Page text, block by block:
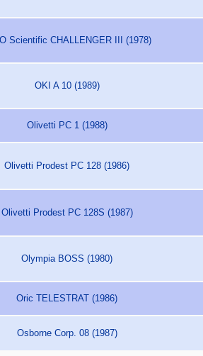
Scientific CHALLENGER III (1978)
OKI A 10 (1989)
Olivetti PC 1 (1988)
Olivetti Prodest PC 128 (1986)
Olivetti Prodest PC 128S (1987)
Olympia BOSS (1980)
Oric TELESTRAT (1986)
Osborne Corp. 08 (1987)